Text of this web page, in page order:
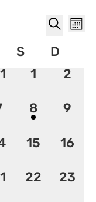
vues
de
Mois
S
D
0
1
0
2
évènement,
1
8
0
9
0
15
0
16
0
22
0
23